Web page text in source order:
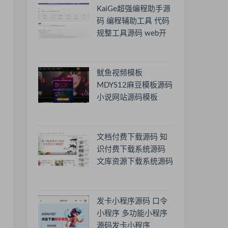
KaiGe超强编程助手源
码 编程辅助工具 代码
规整工具源码 web开
鱿鱼视频模板
MDYS12麻豆模板源码
小说网站源码模板
文档付费下载源码 知
识付费下载系统源码
文库资源下载系统源码
发卡小程序源码 口令
小程序 多功能小程序
源码发卡小程序